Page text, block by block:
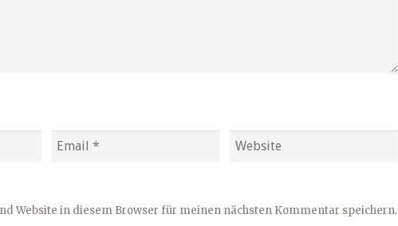
Website in diesem Browser für meinen nächsten Kommentar speichern.